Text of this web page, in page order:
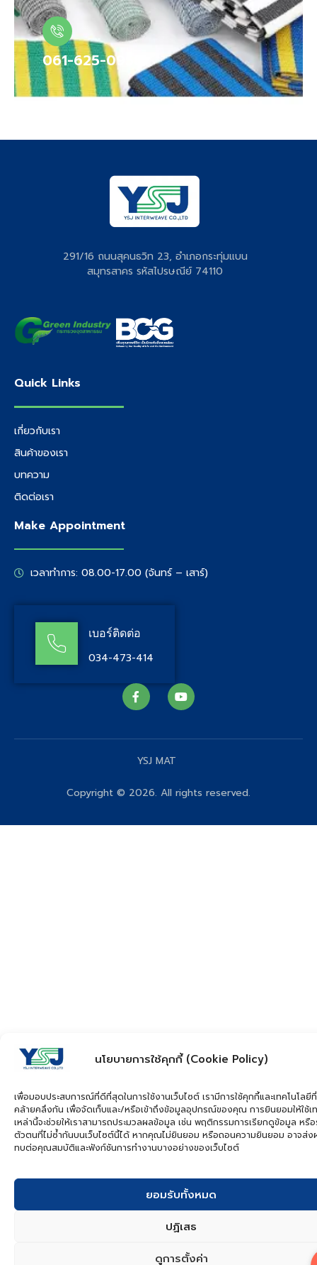
นโยบายการใช้คุกกี้ (Cookie Policy)
เพื่อมอบประสบการณ์ที่ดีที่สุดในการใช้งานเว็บไซต์ เรามีการใช้คุกกี้และเทคโนโลยีที่
คล้ายคลึงกัน เพื่อจัดเก็บและ/หรือเข้าถึงข้อมูลอุปกรณ์ของคุณ การยินยอมให้ใช้เ
เหล่านี้จะช่วยให้เราสามารถประมวลผลข้อมูล เช่น พฤติกรรมการเรียกดูข้อมูล หรื
ตัวตนที่ไม่ซ้ำกันบนเว็บไซต์นี้ได้ หากคุณไม่ยินยอม หรือถอนความยินยอม อาจส่ง
ทบต่อคุณสมบัติและฟังก์ชันการทำงานบางอย่างของเว็บไซต์
ยอมรับทั้งหมด
ปฏิเสธ
ดูการตั้งค่า
061-625-0958
291/16 ถนนสุคนธวิท 23, อำเภอกระทุ่มแบน
สมุทรสาคร รหัสไปรษณีย์ 74110
Quick Links
เกี่ยวกับเรา
สินค้าของเรา
บทความ
ติดต่อเรา
Make Appointment
เวลาทำการ: 08.00-17.00 (จันทร์ – เสาร์)
เบอร์ติดต่อ
034-473-414
YSJ MAT
Copyright © 2026. All rights reserved.